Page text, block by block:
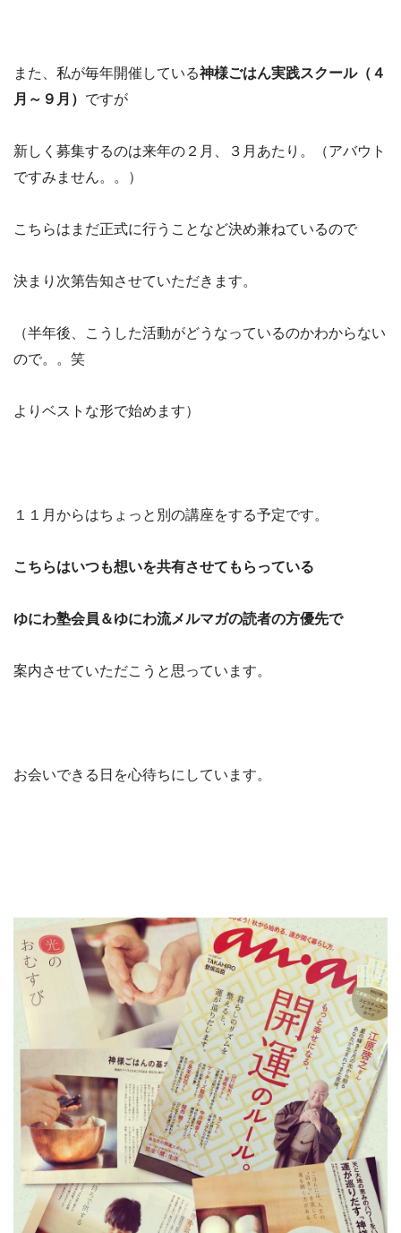
また、私が毎年開催している神様ごはん実践スクール（４
月～９月） ですが
新しく募集するのは来年の２月、３月あたり。（アバウト
ですみません。。）
こちらはまだ正式に行うことなど決め兼ねているので
決まり次第告知させていただきます。
（半年後、こうした活動がどうなっているのかわからない
ので。。笑
よりベストな形で始めます）
１１月からはちょっと別の講座をする予定です。
こちらはいつも想いを共有させてもらっている
ゆにわ塾会員＆ゆにわ流メルマガの読者の方優先で
案内させていただこうと思っています。
お会いできる日を心待ちにしています。